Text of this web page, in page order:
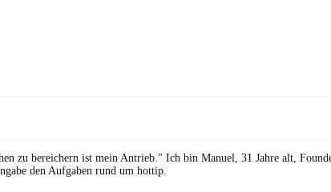
zu bereichern ist mein Antrieb." Ich bin Manuel, 31 Jahre alt,
den Aufgaben rund um hottip.